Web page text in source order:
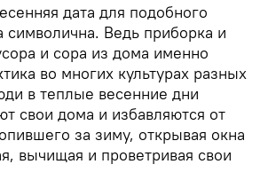
дата для подобного
символична. Ведь приборка и
и сора из дома именно
во многих культурах разных
в теплые весенние дни
свои дома и избавляются от
за зиму, открывая окна
вычищая и проветривая свои